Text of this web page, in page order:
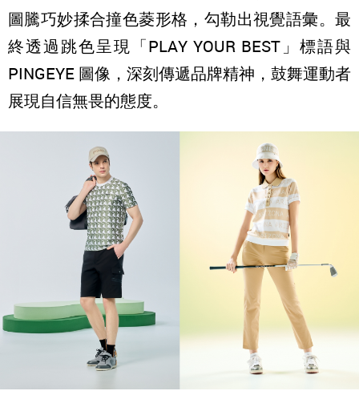
圖騰巧妙揉合撞色菱形格，勾勒出視覺語彙。最
終透過跳色呈現「PLAY YOUR BEST」標語與
PINGEYE 圖像，深刻傳遞品牌精神，鼓舞運動者
展現自信無畏的態度。